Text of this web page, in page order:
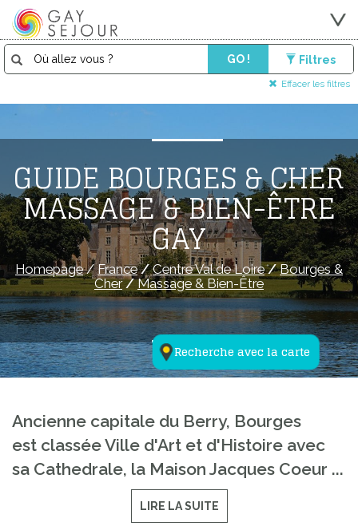
GO ! Filtres
Effacer les filtres
Recherche avec la carte
GUIDE BOURGES & CHER
MASSAGE & BIEN-ÊTRE
GAY
Homepage/France/Centre Val de Loire/Bourges &
Cher/Massage & Bien-Être
Ancienne capitale du Berry, Bourges
est classée Ville d'Art et d'Histoire avec
sa Cathedrale, la Maison Jacques Coeur ...
LIRE LA SUITE